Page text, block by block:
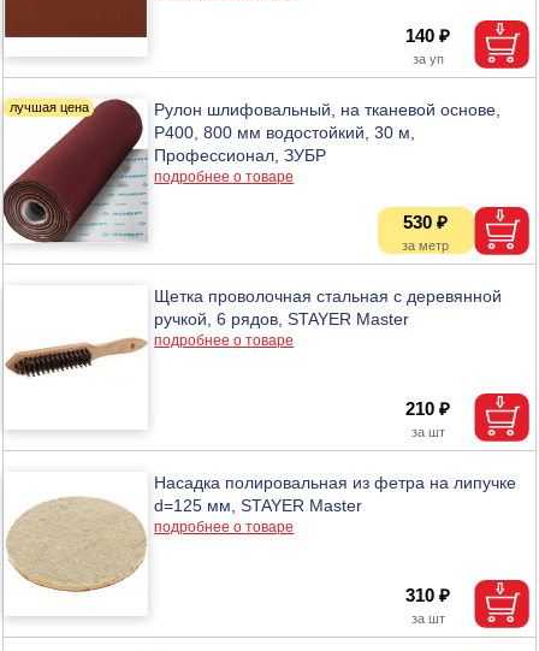
140 ₽
Рулон шлифовальный, на тканевой основе,
Р400, 800 мм водостойкий, 30 м,
Профессионал, ЗУБР
подробнее о товаре
530 ₽
Щетка проволочная стальная с деревянной
ручкой, 6 рядов, STAYER Master
подробнее о товаре
210 ₽
Насадка полировальная из фетра на липучке
d=125 мм, STAYER Master
подробнее о товаре
310 ₽